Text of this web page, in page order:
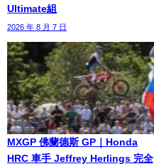
Ultimate組
2026 年 8 月 7 日
MXGP 佛蘭德斯 GP｜Honda
HRC 車手 Jeffrey Herlings 完全